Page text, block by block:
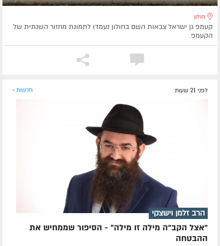
חולון
קעמפ גן ישראל צבאות השם בחולון נעמדו לתמונת מחזור השנתית של
הקעמפ
לפני 21 שעות חדשות »
הרב זלמן וישצקי
"אצל הקב"ה מילה זו מילה" - הסיפור שממחיש את
ההבטחה